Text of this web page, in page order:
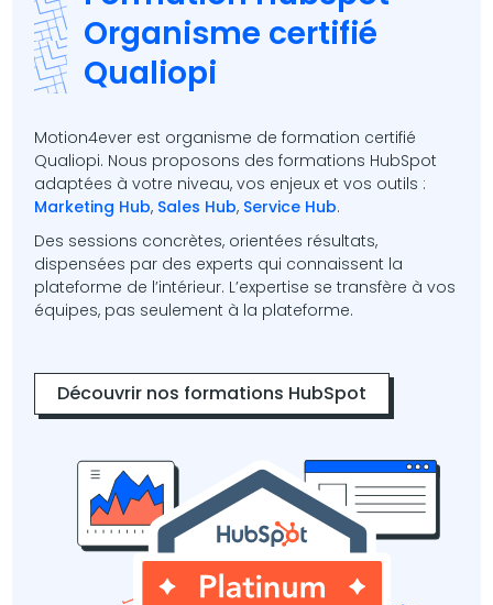
Organisme certifié
Qualiopi
Motion4ever est organisme de formation certifié
Qualiopi. Nous proposons des formations HubSpot
adaptées à votre niveau, vos enjeux et vos outils :
Marketing Hub, Sales Hub, Service Hub.
Des sessions concrètes, orientées résultats,
dispensées par des experts qui connaissent la
plateforme de l’intérieur. L’expertise se transfère à vos
équipes, pas seulement à la plateforme.
Découvrir nos formations HubSpot